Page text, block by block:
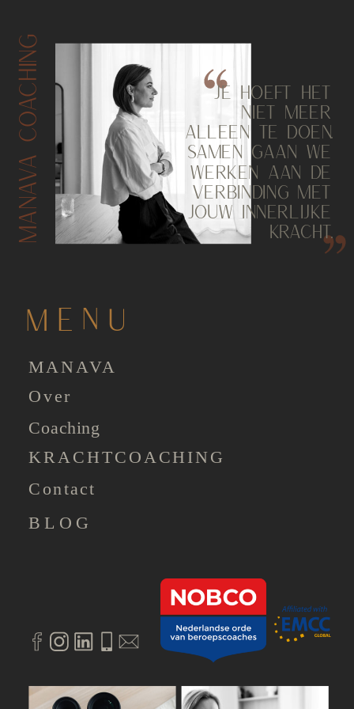
BLOG
KRACHTCOACHING
Contact
Coaching
Over
MANAVA
MENU
MANAVA COACHING
JE HOEFT HET
NIET MEER
ALLEEN TE DOEN.
SAMEN GAAN WE
WERKEN AAN DE
VERBINDING MET
JOUW INNERLIJKE
KRACHT.